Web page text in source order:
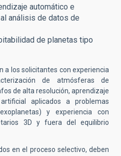
automático e
análisis de datos de
de planetas tipo
a los solicitantes con experiencia
de atmósferas de
de alta resolución, aprendizaje
aplicados a problemas
y experiencia con
3D y fuera del equilibrio
en el proceso selectivo, deben